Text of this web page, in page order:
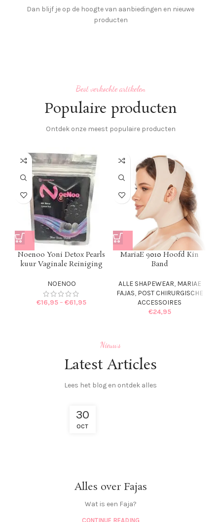
Dan blijf je op de hoogte van aanbiedingen en nieuwe
producten
Best verkochte artikelen
Populaire producten
Ontdek onze meest populaire producten
Noenoo Yoni Detox Pearls
kuur Vaginale Reiniging
NOENOO
€16,95– €61,95
MariaE 9010 Hoofd Kin
Band
ALLE SHAPEWEAR, MARIAE
FAJAS, POST CHIRURGISCHE
ACCESSOIRES
€24,95
Nieuws
Latest Articles
Lees het blog en ontdek alles
30
OCT
Alles over Fajas
Wat is een Faja?
CONTINUE READING